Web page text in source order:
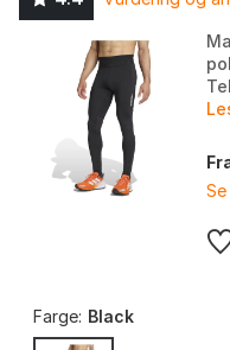
Farge: Black